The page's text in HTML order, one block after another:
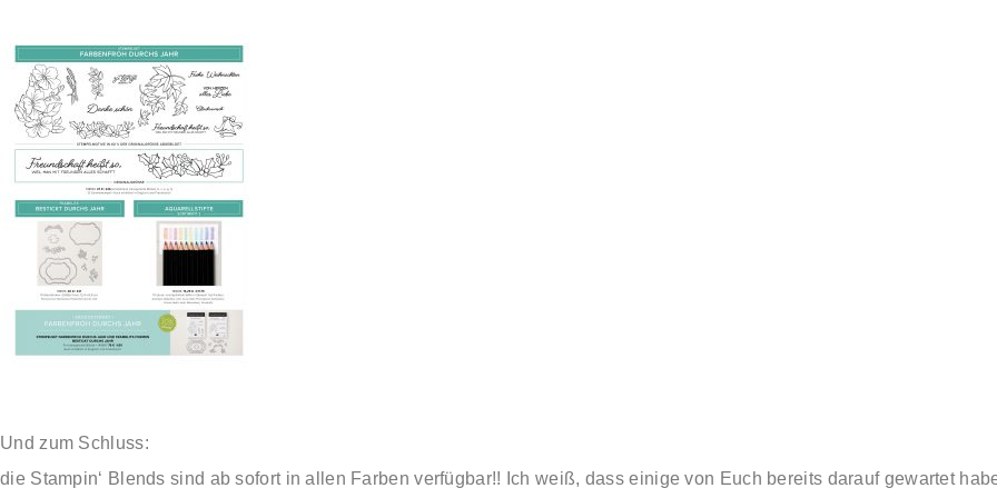
Und zum Schluss:
die Stampin‘ Blends sind ab sofort in allen Farben verfügbar!! Ich weiß, dass einige von Euch bereits darauf gewartet